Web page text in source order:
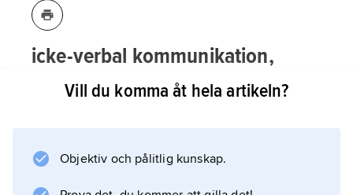
icke-verbal kommunikation,
sådana kommunikativa signaler som till
skillnad från de språkliga (verbala) inte
sekundärt språkbärande artefakter.
Hit räknas bl.a.
Vill du komma åt hela artikeln?
Objektiv och pålitlig kunskap.